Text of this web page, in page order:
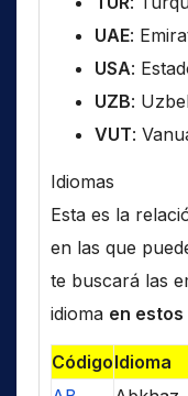
UAE:
USA:
UZB:
VUT:
Idiomas
Esta es la
en las que
te buscará las
idioma en estos
CódigoIdioma